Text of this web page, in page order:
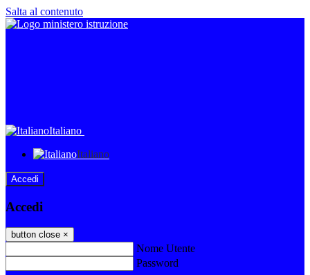
Salta al contenuto
Italiano
Italiano
Accedi
Accedi
button close ×
Nome Utente
Password